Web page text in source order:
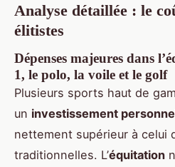
Analyse détaillée : le
élitistes
Dépenses majeures dans
1, le polo, la voile et le golf
Plusieurs sports haut de
un investissement
nettement supérieur à celui
traditionnelles. L’équitation